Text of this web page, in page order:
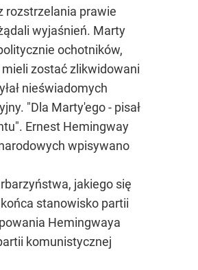
rozstrzelania prawie
wyjaśnień. Marty
ochotników,
zostać zlikwidowani
nieświadomych
"Dla Marty'ego - pisał
Ernest Hemingway
wpisywano
jakiego się
stanowisko partii
Hemingwaya
komunistycznej